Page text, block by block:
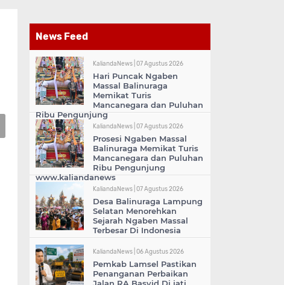
News Feed
KaliandaNews | 07 Agustus 2026
Hari Puncak Ngaben
Massal Balinuraga
Memikat Turis
Mancanegara dan Puluhan
Ribu Pengunjung
KaliandaNews | 07 Agustus 2026
Prosesi Ngaben Massal
Balinuraga Memikat Turis
Mancanegara dan Puluhan
Ribu Pengunjung
www.kaliandanews
KaliandaNews | 07 Agustus 2026
Desa Balinuraga Lampung
Selatan Menorehkan
Sejarah Ngaben Massal
Terbesar Di Indonesia
KaliandaNews | 06 Agustus 2026
Pemkab Lamsel Pastikan
Penanganan Perbaikan